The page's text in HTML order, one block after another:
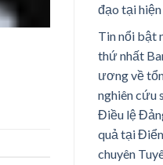
đạo tại
Tin nổi bật
thứ nhất
ương về
nghiên cứu
Điều lệ
quả tại
chuyên